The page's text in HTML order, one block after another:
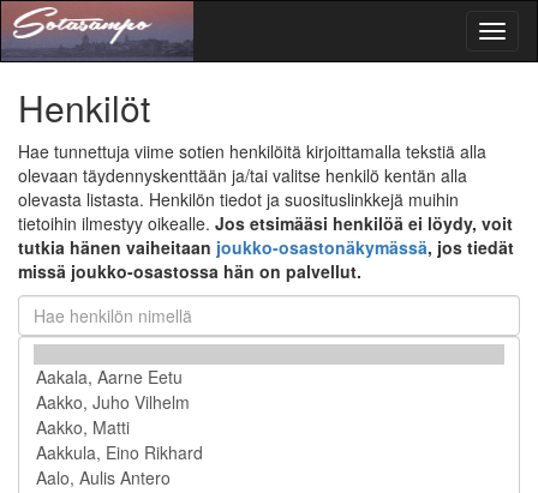
Henkilöt
Hae tunnettuja viime sotien henkilöitä kirjoittamalla tekstiä alla
olevaan täydennyskenttään ja/tai valitse henkilö kentän alla
olevasta listasta. Henkilön tiedot ja suosituslinkkejä muihin
tietoihin ilmestyy oikealle. Jos etsimääsi henkilöä ei löydy, voit
tutkia hänen vaiheitaan joukko-osastonäkymässä, jos tiedät
missä joukko-osastossa hän on palvellut.